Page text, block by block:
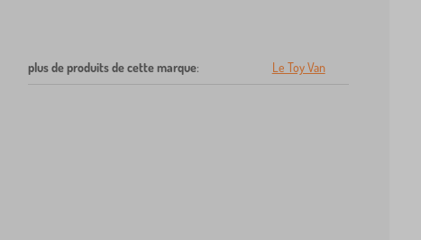
plus de produits de cette marque: Le Toy Van